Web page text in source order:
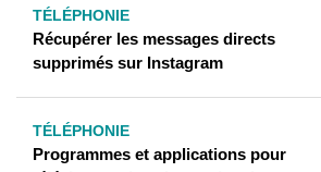
TÉLÉPHONIE
Récupérer les messages directs
supprimés sur Instagram
TÉLÉPHONIE
Programmes et applications pour